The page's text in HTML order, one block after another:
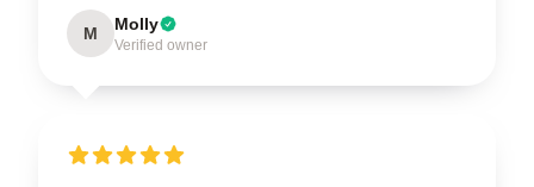
M Molly
Verified owner